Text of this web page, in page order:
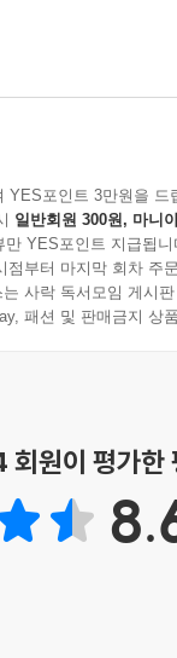
교수는 스페인에
눈으로 ― 편집부
면서 바람에 표류
는 사람이 있을 수
에게 존재적 비하
내몰리는 소외
난을 다시 성찰해
YES포인트 3만원을 드
일반회원 300원, 마니
YES포인트 지급됩니
점부터 마지막 회차 주
사락 독서모임 게시
패션 및 판매금지 상
회원이 평가한